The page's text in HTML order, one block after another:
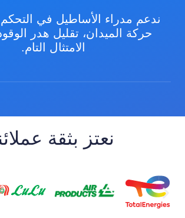
ندعم مدراء الأساطيل في التحكم
حركة الميدان، تقليل هدر
الامتثال التام.
نعتز بثقة